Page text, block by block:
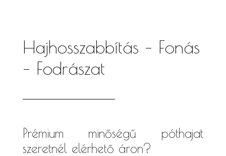
Hajhosszabbítás – Fonás
– Fodrászat
Prémium minőségű póthajat
szeretnél elérhető áron?